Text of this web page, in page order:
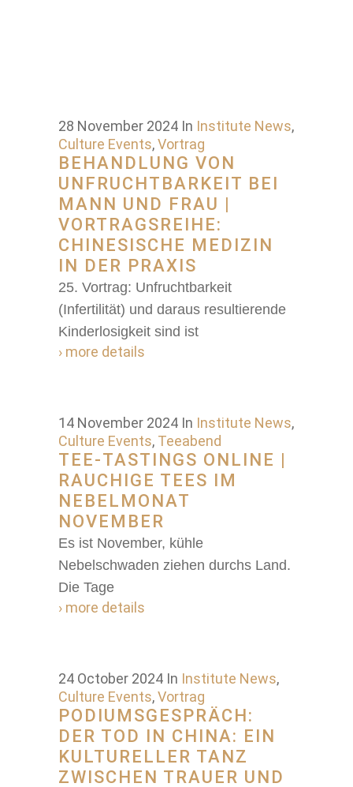
28 November 2024 In Institute News,
Culture Events,Vortrag
BEHANDLUNG VON
UNFRUCHTBARKEIT BEI
MANN UND FRAU |
VORTRAGSREIHE:
CHINESISCHE MEDIZIN
IN DER PRAXIS
25. Vortrag: Unfruchtbarkeit
(Infertilität) und daraus resultierende
Kinderlosigkeit sind ist
› more details
14 November 2024 In Institute News,
Culture Events, Teeabend
TEE-TASTINGS ONLINE |
RAUCHIGE TEES IM
NEBELMONAT
NOVEMBER
Es ist November, kühle
Nebelschwaden ziehen durchs Land.
Die Tage
› more details
24 October 2024 In Institute News,
Culture Events,Vortrag
PODIUMSGESPRÄCH:
DER TOD IN CHINA: EIN
KULTURELLER TANZ
ZWISCHEN TRAUER UND